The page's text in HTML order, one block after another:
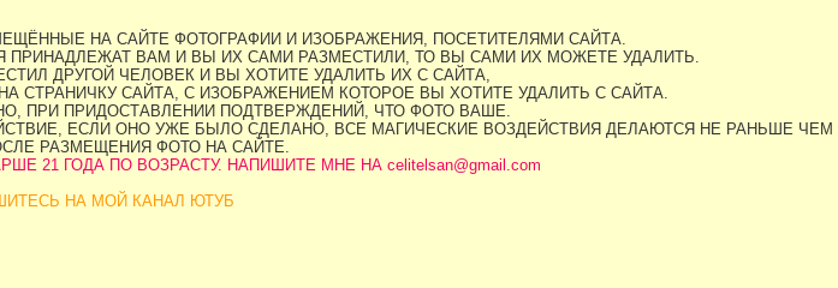
НА САЙТЕ ФОТОГРАФИИ И ИЗОБРАЖЕНИЯ, ПОСЕТИТЕЛЯМИ САЙТА.
ВАМ И ВЫ ИХ САМИ РАЗМЕСТИЛИ, ТО ВЫ САМИ ИХ МОЖЕТЕ УДАЛИТЬ.
ДРУГОЙ ЧЕЛОВЕК И ВЫ ХОТИТЕ УДАЛИТЬ ИХ С САЙТА,
СТРАНИЧКУ САЙТА, С ИЗОБРАЖЕНИЕМ КОТОРОЕ ВЫ ХОТИТЕ УДАЛИТЬ С САЙТА.
ПРИ ПРИДОСТАВЛЕНИИ ПОДТВЕРЖДЕНИЙ, ЧТО ФОТО ВАШЕ.
ЕСЛИ ОНО УЖЕ БЫЛО СДЕЛАНО, ВСЕ МАГИЧЕСКИЕ ВОЗДЕЙСТВИЯ ДЕЛАЮТСЯ НЕ РАНЬШЕ ЧЕМ
РАЗМЕЩЕНИЯ ФОТО НА САЙТЕ.
21 ГОДА ПО ВОЗРАСТУ. НАПИШИТЕ МНЕ НА celitelsan@gmail.com
НА МОЙ КАНАЛ ЮТУБ